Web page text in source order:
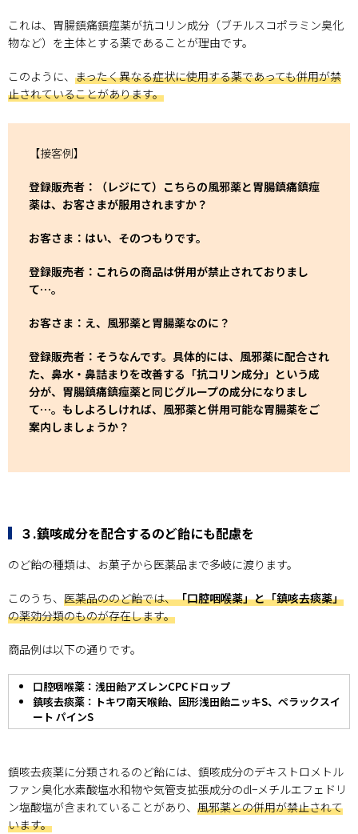
これは、胃腸鎮痛鎮痙薬が抗コリン成分（ブチルスコポラミン臭化
物など）を主体とする薬であることが理由です。
このように、 まったく異なる症状に使用する薬であっても併用が禁
止されていることがあります。
【接客例】
登録販売者：（レジにて）こちらの風邪薬と胃腸鎮痛鎮痙
薬は、お客さまが服用されますか？
お客さま：はい、そのつもりです。
登録販売者：これらの商品は併用が禁止されておりまし
て…。
お客さま：え、風邪薬と胃腸薬なのに？
登録販売者：そうなんです。具体的には、風邪薬に配合され
た、鼻水・鼻詰まりを改善する「抗コリン成分」という成
分が、胃腸鎮痛鎮痙薬と同じグループの成分になりまし
て…。もしよろしければ、風邪薬と併用可能な胃腸薬をご
案内しましょうか？
３.鎮咳成分を配合するのど飴にも配慮を
のど飴の種類は、お菓子から医薬品まで多岐に渡ります。
このうち、 医薬品ののど飴では、「口腔咽喉薬」と「鎮咳去痰薬」
の薬効分類のものが存在します。
商品例は以下の通りです。
口腔咽喉薬：浅田飴アズレンCPCドロップ
鎮咳去痰薬：トキワ南天喉飴、固形浅田飴ニッキS、ペラックスイ
ート パインS
鎮咳去痰薬に分類されるのど飴には、鎮咳成分のデキストロメトル
ファン臭化水素酸塩水和物や気管支拡張成分のdl−メチルエフェドリ
ン塩酸塩が含まれていることがあり、 風邪薬との併用が禁止されて
います。